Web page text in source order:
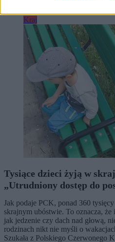
Kraj
Tysiące dzieci żyją w
„Utrudniony dostęp do
Jak podaje PCK, ponad 360
skrajnym ubóstwie. To oznacza,
jak jedzenie czy dach nad głową,
rodzinach nikt nie myśli o
Szukała z Polskiego Czerwonego